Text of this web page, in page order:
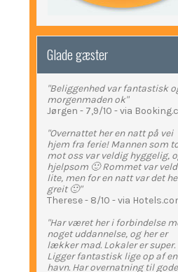
Glade gæster
"Beliggenhed var fantastisk
morgenmaden ok"
Jørgen - 7,9/10 - via
"Overnattet her en natt på vei
hjem fra ferie! Mannen som
mot oss var veldig hyggelig,
hjelpsom 🙂 Rommet var
lite, men for en natt var det
greit 🙂"
Therese - 8/10 - via
"Har været her i forbindelse
noget uddannelse, og her er
lækker mad. Lokaler er super.
Ligger fantastisk lige op af
havn. Har overnatning til